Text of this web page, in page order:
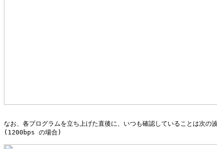
なお、各プログラムを立ち上げた直後に、いつも確認していることは次の
(1200bps の場合)